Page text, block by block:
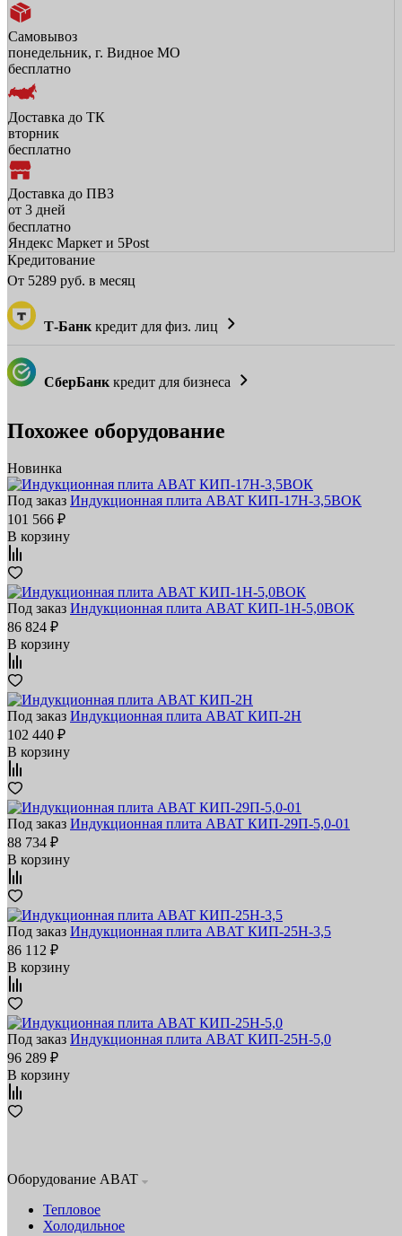
Самовывоз
понедельник, г. Видное МО
бесплатно
Доставка до ТК
вторник
бесплатно
Доставка до ПВЗ
от 3 дней
бесплатно
Яндекс Маркет и 5Post
Кредитование
От 5289 руб. в месяц
Т-Банк кредит для физ. лиц
СберБанк кредит для бизнеса
Похожее оборудование
Новинка
Под заказ Индукционная плита ABAT КИП‑17Н‑3,5ВОК
101 566 ₽
В корзину
Под заказ Индукционная плита ABAT КИП-1Н-5,0ВОК
86 824 ₽
В корзину
Под заказ Индукционная плита ABAT КИП‑2Н
102 440 ₽
В корзину
Под заказ Индукционная плита ABAT КИП‑29П‑5,0‑01
88 734 ₽
В корзину
Под заказ Индукционная плита ABAT КИП‑25Н‑3,5
86 112 ₽
В корзину
Под заказ Индукционная плита ABAT КИП‑25Н‑5,0
96 289 ₽
В корзину
Оборудование ABAT
Тепловое
Холодильное